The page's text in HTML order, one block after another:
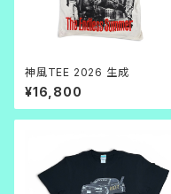
神風TEE 2026 生成
¥16,800